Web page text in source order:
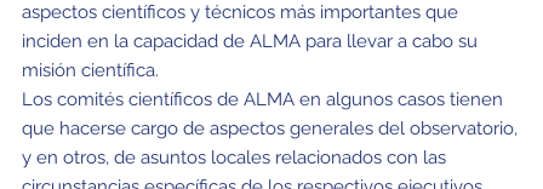
Cooperación global
Ubicación privilegiada
Observando con ALMA
Cómo ve ALMA
ALMA en Chile
Comunicados de Prensa
Blog Científico
ALMA en la Prensa
Contactos de Prensa
Descargas
Visitas
Visitas Educacionales / Científicas / Instituciones
Visitas de Prensa
Solicitud de Charlas
Glosario
Multimedia
Galería de Imágenes
Videos
Tours virtuales
Científicos
aspectos científicos y técnicos más importantes que
inciden en la capacidad de ALMA para llevar a cabo su
misión científica.
Los comités científicos de ALMA en algunos casos tienen
que hacerse cargo de aspectos generales del observatorio,
y en otros, de asuntos locales relacionados con las